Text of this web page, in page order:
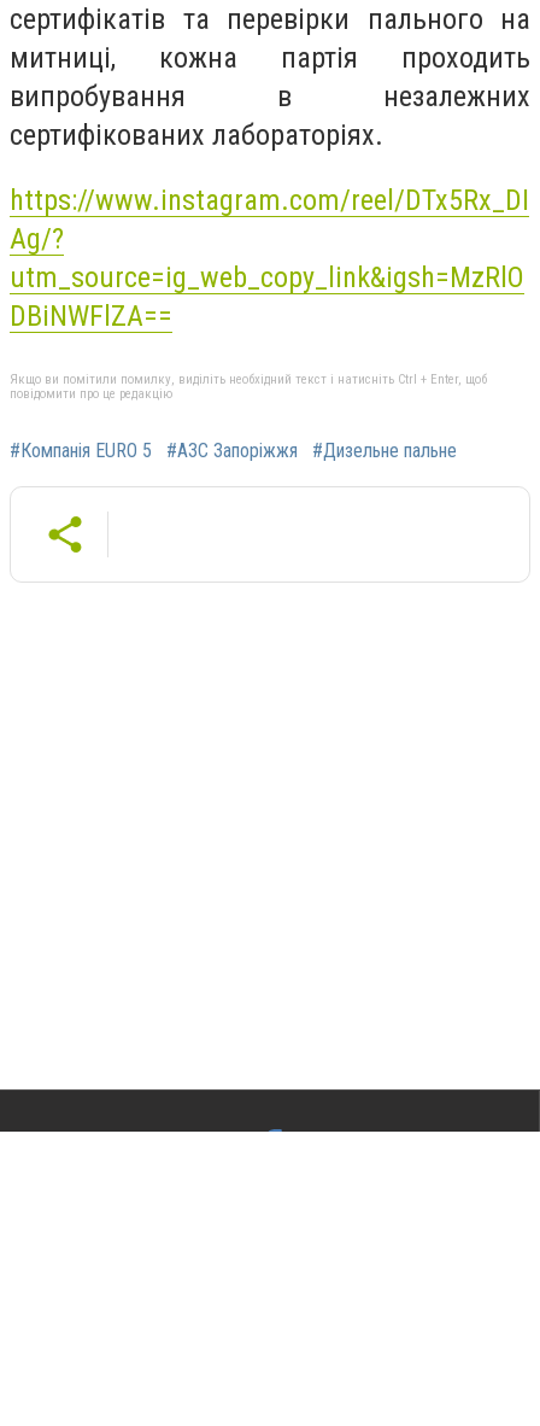
сертифікатів та перевірки пального на
митниці, кожна партія проходить
випробування в незалежних
сертифікованих лабораторіях.
https://www.instagram.com/reel/DTx5Rx_DI
Ag/?
utm_source=ig_web_copy_link&igsh=MzRlO
DBiNWFlZA==
Якщо ви помітили помилку, виділіть необхідний текст і натисніть Ctrl + Enter, щоб
повідомити про це редакцію
#Компанія EURO 5 #АЗС Запоріжжя #Дизельне пальне